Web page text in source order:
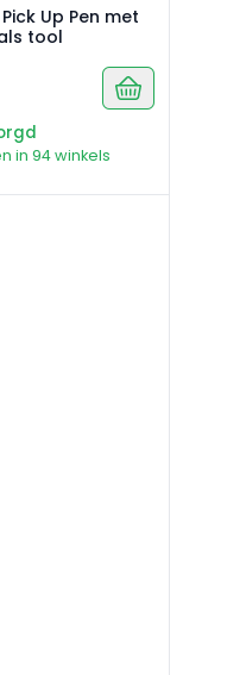
Up Pen met
tool
in 94 winkels